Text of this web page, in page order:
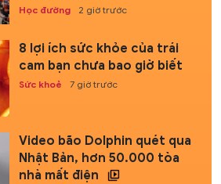
Học đường 2 giờ trước
8 lợi ích sức khỏe của trái
cam bạn chưa bao giờ biết
Sức khoẻ 7 giờ trước
Video bão Dolphin quét qua
Nhật Bản, hơn 50.000 tòa
nhà mất điện